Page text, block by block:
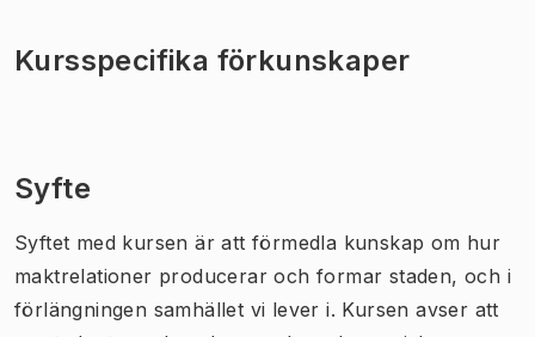
Kursspecifika förkunskaper
Syfte
Syftet med kursen är att förmedla kunskap om hur
maktrelationer producerar och formar staden, och i
förlängningen samhället vi lever i. Kursen avser att